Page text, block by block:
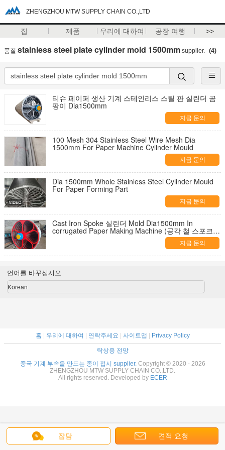
ZHENGZHOU MTW SUPPLY CHAIN CO.,LTD
집 제품 우리에 대하여 공장 여행 >>
품질 stainless steel plate cylinder mold 1500mm supplier. (4)
티슈 페이퍼 생산 기계 스테인리스 스틸 판 실린더 곰
팡이 Dia1500mm
지금 문의
100 Mesh 304 Stainless Steel Wire Mesh Dia
1500mm For Paper Machine Cylinder Mould
지금 문의
Dia 1500mm Whole Stainless Steel Cylinder Mould
For Paper Forming Part
지금 문의
Cast Iron Spoke 실린더 Mold Dia1500mm In
corrugated Paper Making Machine (공각 철 스포크
실린더 폼 디아1500mm 인 코러게이트 종이 제조 기
지금 문의
잡담 견적 요청
언어를 바꾸십시오
Korean
홈 우리에 대하여 연락주세요 사이트맵 Privacy Policy
탁상용 전망
중국 기계 부속을 만드는 종이 접시 supplier. Copyright © 2020 - 2026
ZHENGZHOU MTW SUPPLY CHAIN CO.,LTD.
All rights reserved. Developed by ECER